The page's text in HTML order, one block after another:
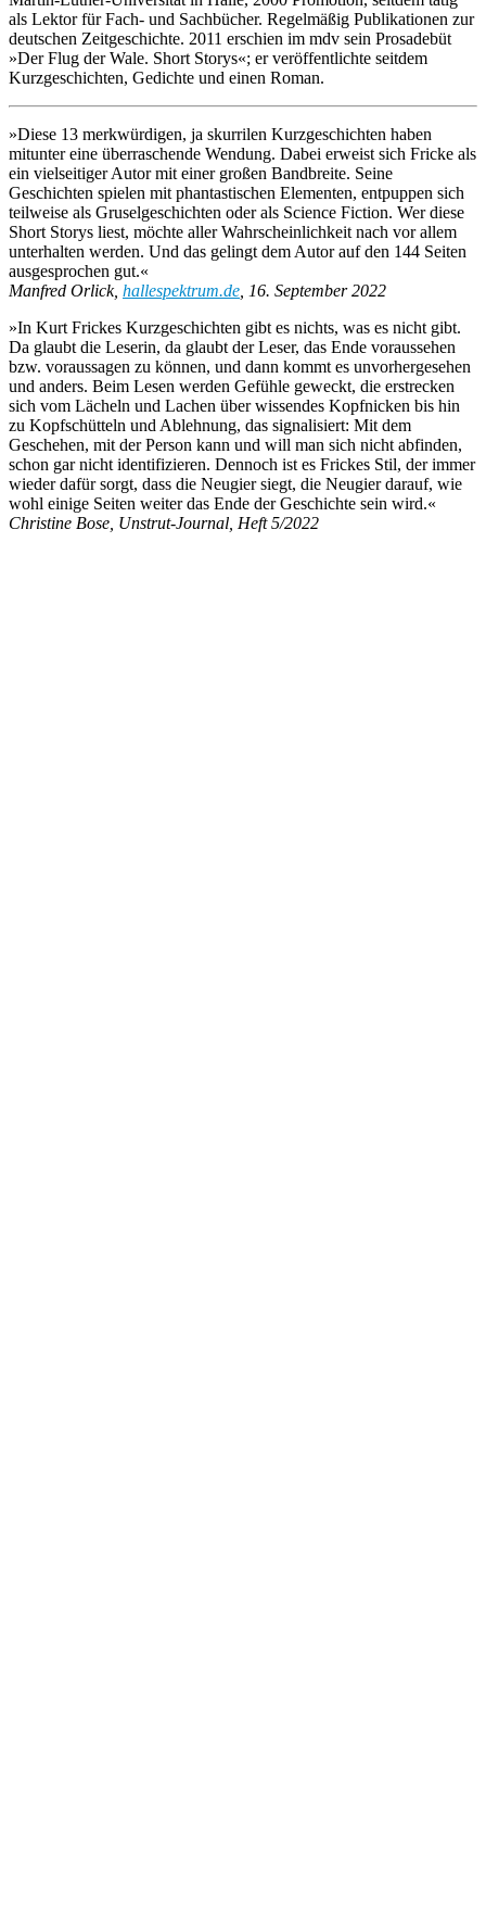
als Lektor für Fach- und Sachbücher. Regelmäßig Publikationen zur
deutschen Zeitgeschichte. 2011 erschien im mdv sein Prosadebüt
»Der Flug der Wale. Short Storys«; er veröffentlichte seitdem
Kurzgeschichten, Gedichte und einen Roman.
»Diese 13 merkwürdigen, ja skurrilen Kurzgeschichten haben
mitunter eine überraschende Wendung. Dabei erweist sich Fricke als
ein vielseitiger Autor mit einer großen Bandbreite. Seine
Geschichten spielen mit phantastischen Elementen, entpuppen sich
teilweise als Gruselgeschichten oder als Science Fiction. Wer diese
Short Storys liest, möchte aller Wahrscheinlichkeit nach vor allem
unterhalten werden. Und das gelingt dem Autor auf den 144 Seiten
ausgesprochen gut.«
Manfred Orlick, hallespektrum.de , 16. September 2022
»In Kurt Frickes Kurzgeschichten gibt es nichts, was es nicht gibt.
Da glaubt die Leserin, da glaubt der Leser, das Ende voraussehen
bzw. voraussagen zu können, und dann kommt es unvorhergesehen
und anders. Beim Lesen werden Gefühle geweckt, die erstrecken
sich vom Lächeln und Lachen über wissendes Kopfnicken bis hin
zu Kopfschütteln und Ablehnung, das signalisiert: Mit dem
Geschehen, mit der Person kann und will man sich nicht abfinden,
schon gar nicht identifizieren. Dennoch ist es Frickes Stil, der immer
wieder dafür sorgt, dass die Neugier siegt, die Neugier darauf, wie
wohl einige Seiten weiter das Ende der Geschichte sein wird.«
Christine Bose, Unstrut-Journal, Heft 5/2022